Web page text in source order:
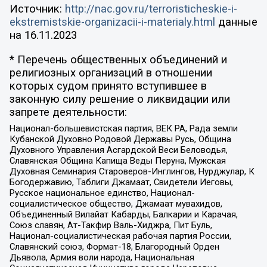
Источник: http://nac.gov.ru/terroristicheskie-i-
ekstremistskie-organizacii-i-materialy.html данные
на 16.11.2023
* Перечень общественных объединений и
религиозных организаций в отношении
которых судом принято вступившее в
законную силу решение о ликвидации или
запрете деятельности:
Национал-большевистская партия, ВЕК РА, Рада земли
Кубанской Духовно Родовой Державы Русь, Община
Духовного Управления Асгардской Веси Беловодья,
Славянская Община Капища Веды Перуна, Мужская
Духовная Семинария Староверов-Инглингов, Нурджулар, К
Богодержавию, Таблиги Джамаат, Свидетели Иеговы,
Русское национальное единство, Национал-
социалистическое общество, Джамаат мувахидов,
Объединенный Вилайат Кабарды, Балкарии и Карачая,
Союз славян, Ат-Такфир Валь-Хиджра, Пит Буль,
Национал-социалистическая рабочая партия России,
Славянский союз, Формат-18, Благородный Орден
Дьявола, Армия воли народа, Национальная